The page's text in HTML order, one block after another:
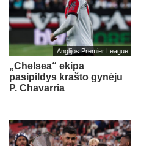
Anglijos Premier League
„Chelsea“ ekipa
pasipildys krašto gynėju
P. Chavarria